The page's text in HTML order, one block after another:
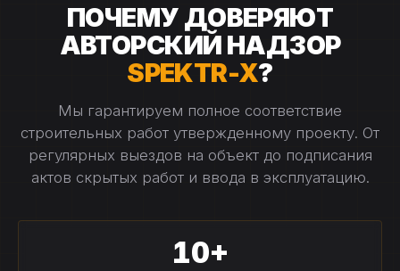
ПОЧЕМУ ДОВЕРЯЮТ
АВТОРСКИЙ НАДЗОР
SPEKTR-X?
Мы гарантируем полное соответствие
строительных работ утвержденному проекту. От
регулярных выездов на объект до подписания
актов скрытых работ и ввода в эксплуатацию.
10+